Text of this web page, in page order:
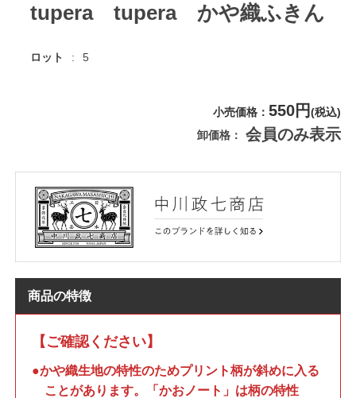
tupera tupera かや織ふきん
ロット 5
小売価格 550円(税込)
卸価格
会員のみ表示
商品の特徴
【ご確認ください】
●かや織生地の特性のためプリント柄が斜めに入る
ことがあります。「かおノート」は柄の特性